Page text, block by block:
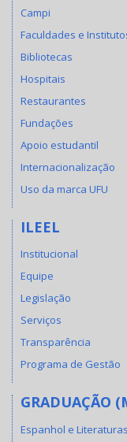
Campi
Faculdades e
Bibliotecas
Hospitais
Restaurantes
Fundações
Apoio estudantil
Internacionalização
Uso da marca UFU
ILEEL
Institucional
Equipe
Legislação
Serviços
Transparência
Programa de Gestão
GRADUAÇÃO
Espanhol e